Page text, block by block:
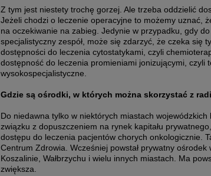
Z tym jest niestety trochę gorzej. Ale trzeba oddzielić
Jeżeli chodzi o leczenie operacyjne to możemy uznać,
na oczekiwanie na zabieg. Jedynie w przypadku, gdy
specjalistyczny zespół, może się zdarzyć, że czeka się
dostępności do leczenia cytostatykami, czyli
dostępność do leczenia promieniami jonizującymi, czyli
wysokospecjalistyczne.
Gdzie są ośrodki, w których można skorzystać z
Do niedawna tylko w niektórych miastach
związku z dopuszczeniem na rynek kapitału
dostępu do leczenia pacjentów chorych onkologicznie.
Centrum Zdrowia. Wcześniej powstał prywatny
Koszalinie, Wałbrzychu i wielu innych miastach. Ma
zwiększa.